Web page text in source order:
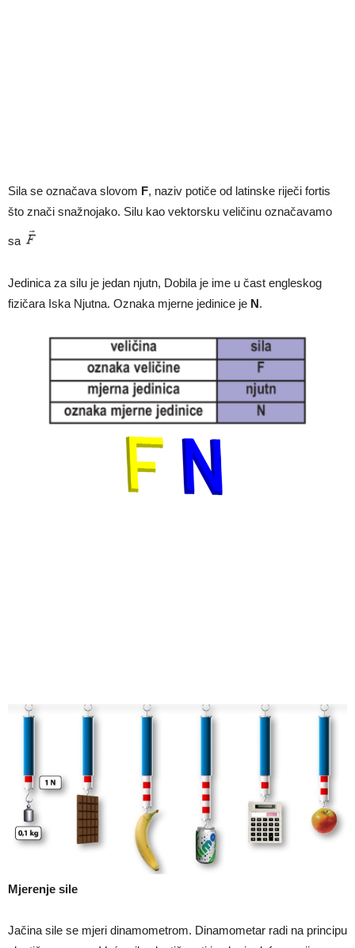
Sila se označava slovom F, naziv potiče od latinske riječi fortis
što znači snažnojako. Silu kao vektorsku veličinu označavamo
sa
Jedinica za silu je jedan njutn, Dobila je ime u čast engleskog
fizičara Iska Njutna. Oznaka mjerne jedinice je N.
Mjerenje sile
Jačina sile se mjeri dinamometrom. Dinamometar radi na principu